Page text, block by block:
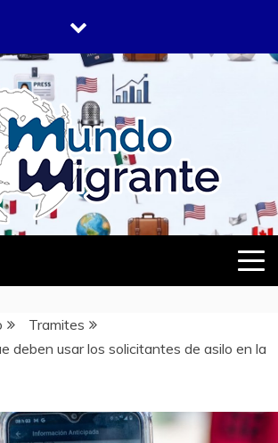
SOMOS MIGRANTES
Tramites
deben usar los solicitantes de asilo en la